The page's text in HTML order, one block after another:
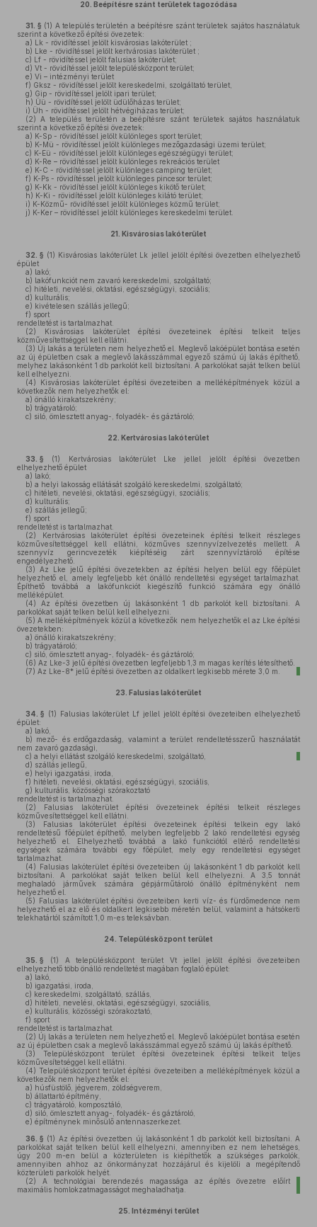
20. Beépítésre szánt területek tagozódása
31. § (1) A település területén a beépítésre szánt területek sajátos használatuk
szerint a következő építési övezetek:
a) Lk - rövidítéssel jelölt kisvárosias lakóterület ;
b) Lke - rövidítéssel jelölt kertvárosias lakóterület ;
c) Lf - rövidítéssel jelölt falusias lakóterület;
d) Vt - rövidítéssel jelölt településközpont terület;
e) Vi – intézményi terület
f) Gksz - rövidítéssel jelölt kereskedelmi, szolgáltató terület,
g) Gip - rövidítéssel jelölt ipari terület;
h) Üü - rövidítéssel jelölt üdülőházas terület;
i) Üh - rövidítéssel jelölt hétvégiházas terület;
(2) A település területén a beépítésre szánt területek sajátos használatuk
szerint a következő építési övezetek:
a) K-Sp - rövidítéssel jelölt különleges sport terület;
b) K-Mü - rövidítéssel jelölt különleges mezőgazdasági üzemi terület;
c) K-Eü - rövidítéssel jelölt különleges egészségügyi terület;
d) K-Re – rövidítéssel jelölt különleges rekreációs terület
e) K-C - rövidítéssel jelölt különleges camping terület;
f) K-Ps - rövidítéssel jelölt különleges pincesor terület;
g) K-Kk - rövidítéssel jelölt különleges kikötő terület;
h) K-Ki - rövidítéssel jelölt különleges kilátó terület;
i) K-Közmű- rövidítéssel jelölt különleges közmű terület;
j) K-Ker – rövidítéssel jelölt különleges kereskedelmi terület.
21. Kisvárosias lakóterület
32. § (1) Kisvárosias lakóterület Lk jellel jelölt építési övezetben elhelyezhető
épület
a) lakó;
b) lakófunkciót nem zavaró kereskedelmi, szolgáltató;
c) hitéleti, nevelési, oktatási, egészségügyi, szociális;
d) kulturális;
e) kivételesen szállás jellegű;
f) sport
rendeltetést is tartalmazhat.
(2) Kisvárosias lakóterület építési övezeteinek építési telkeit teljes
közművesítettséggel kell ellátni.
(3) Új lakás a területen nem helyezhető el. Meglevő lakóépület bontása esetén
az új épületben csak a meglevő lakásszámmal egyező számú új lakás építhető,
melyhez lakásonként 1 db parkolót kell biztosítani. A parkolókat saját telken belül
kell elhelyezni.
(4) Kisvárosias lakóterület építési övezeteiben a melléképítmények közül a
következők nem helyezhetők el:
a) önálló kirakatszekrény;
b) trágyatároló;
c) siló, ömlesztett anyag-, folyadék- és gáztároló;
22. Kertvárosias lakóterület
33. § (1)
Kertvárosias lakóterület Lke jellel jelölt építési övezetben
elhelyezhető épület
a) lakó;
b) a helyi lakosság ellátását szolgáló kereskedelmi, szolgáltató;
c) hitéleti, nevelési, oktatási, egészségügyi, szociális;
d) kulturális;
e) szállás jellegű;
f) sport
rendeltetést is tartalmazhat.
(2) Kertvárosias lakóterület építési övezeteinek építési telkeit részleges
közművesítettséggel kell ellátni, közműves szennyvízelvezetés mellett. A
szennyvíz gerincvezeték kiépítéséig zárt szennyvíztároló építése
engedélyezhető.
(3) Az Lke jelű építési övezetekben az építési helyen belül egy főépület
helyezhető el, amely legfeljebb két önálló rendeltetési egységet tartalmazhat.
Építhető továbbá a lakófunkciót kiegészítő funkció számára egy önálló
melléképület.
(4) Az építési övezetben új lakásonként 1 db parkolót kell biztosítani. A
parkolókat saját telken belül kell elhelyezni.
(5) A melléképítmények közül a következők nem helyezhetők el az Lke építési
övezetekben:
a) önálló kirakatszekrény;
b) trágyatároló;
c) siló, ömlesztett anyag-, folyadék- és gáztároló;
(6) Az Lke-3 jelű építési övezetben legfeljebb 1,3 m magas kerítés létesíthető.
(7) Az Lke-8* jelű építési övezetben az oldalkert legkisebb mérete 3,0 m.
23. Falusias lakóterület
34. § (1) Falusias lakóterület Lf jellel jelölt építési övezeteiben elhelyezhető
épület:
a) lakó,
b) mező- és erdőgazdaság, valamint a terület rendeltetésszerű használatát
nem zavaró gazdasági,
c) a helyi ellátást szolgáló kereskedelmi, szolgáltató,
d) szállás jellegű,
e) helyi igazgatási, iroda,
f) hitéleti, nevelési, oktatási, egészségügyi, szociális,
g) kulturális, közösségi szórakoztató
rendeltetést is tartalmazhat.
(2) Falusias lakóterület építési övezeteinek építési telkeit részleges
közművesítettséggel kell ellátni.
(3) Falusias lakóterület építési övezeteinek építési telkein egy lakó
rendeltetésű főépület építhető, melyben legfeljebb 2 lakó rendeltetési egység
helyezhető el. Elhelyezhető továbbá a lakó funkciótól eltérő rendeltetési
egységek számára további egy főépület, mely egy rendeltetési egységet
tartalmazhat.
(4) Falusias lakóterület építési övezeteiben új lakásonként 1 db parkolót kell
biztosítani. A parkolókat saját telken belül kell elhelyezni. A 3,5 tonnát
meghaladó járművek számára gépjárműtároló önálló építményként nem
helyezhető el.
(5) Falusias lakóterület építési övezeteiben kerti víz- és fürdőmedence nem
helyezhető el az elő és oldalkert legkisebb méretén belül, valamint a hátsókerti
telekhatártól számított 1,0 m-es teleksávban.
24. Településközpont terület
35. § (1) A településközpont terület Vt jellel jelölt építési övezeteiben
elhelyezhető több önálló rendeltetést magában foglaló épület:
a) lakó,
b) igazgatási, iroda,
c) kereskedelmi, szolgáltató, szállás,
d) hitéleti, nevelési, oktatási, egészségügyi, szociális,
e) kulturális, közösségi szórakoztató,
f) sport
rendeltetést is tartalmazhat.
(2) Új lakás a területen nem helyezhető el. Meglevő lakóépület bontása esetén
az új épületben csak a meglevő lakásszámmal egyező számú új lakás építhető.
(3) Településközpont terület építési övezeteinek építési telkeit teljes
közművesítetséggel kell ellátni.
(4) Településközpont terület építési övezeteiben a melléképítmények közül a
következők nem helyezhetők el:
a) húsfüstölő, jégverem, zöldségverem,
b) állattartó építmény,
c) trágyatároló, komposztáló,
d) siló, ömlesztett anyag-, folyadék- és gáztároló,
e) építménynek minősülő antennaszerkezet.
36. § (1) Az építési övezetben új lakásonként 1 db parkolót kell biztosítani. A
parkolókat saját telken belül kell elhelyezni, amennyiben ez nem lehetséges,
úgy 200 m-en belül a közterületen is kiépíthetők a szükséges parkolók,
amennyiben ahhoz az önkormányzat hozzájárul és kijelöli a megépítendő
közterületi parkolók helyét.
(2) A technológiai berendezés magassága az építés övezetre előírt
maximális homlokzatmagasságot meghaladhatja.
25. Intézményi terület